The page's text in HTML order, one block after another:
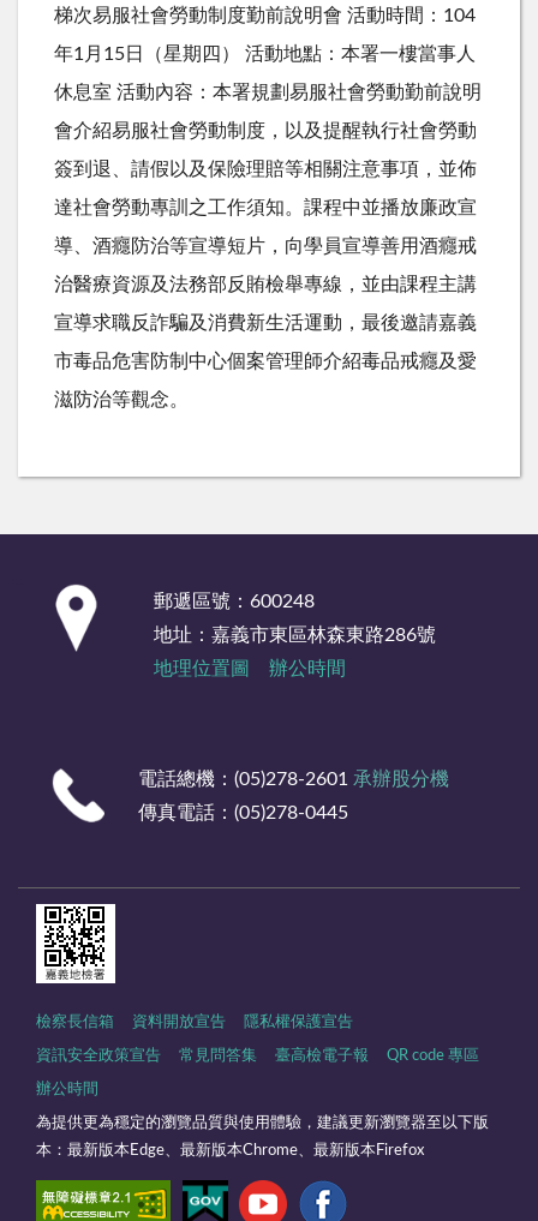
梯次易服社會勞動制度勤前說明會 活動時間：104
年1月15日（星期四） 活動地點：本署一樓當事人
休息室 活動內容：本署規劃易服社會勞動勤前說明
會介紹易服社會勞動制度，以及提醒執行社會勞動
簽到退、請假以及保險理賠等相關注意事項，並佈
達社會勞動專訓之工作須知。課程中並播放廉政宣
導、酒癮防治等宣導短片，向學員宣導善用酒癮戒
治醫療資源及法務部反賄檢舉專線，並由課程主講
宣導求職反詐騙及消費新生活運動，最後邀請嘉義
市毒品危害防制中心個案管理師介紹毒品戒癮及愛
滋防治等觀念。
郵遞區號：600248
地址：嘉義市東區林森東路286號
地理位置圖
辦公時間
電話總機：(05)278-2601 承辦股分機
傳真電話：(05)278-0445
檢察長信箱 資料開放宣告 隱私權保護宣告
資訊安全政策宣告 常見問答集 臺高檢電子報 QR code 專區
辦公時間
為提供更為穩定的瀏覽品質與使用體驗，建議更新瀏覽器至以下版
本：最新版本Edge、最新版本Chrome、最新版本Firefox